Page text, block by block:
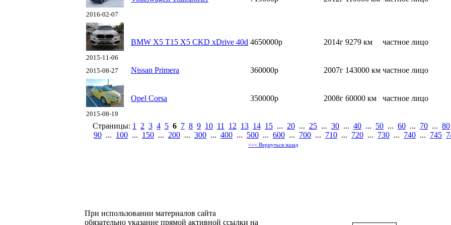
2016-02-07
2015-11-06
BMW X5 T15 X5 CKD xDrive 40d 4650000р 2014г 9279 км частное лицо
2015-08-27 Nissan Primera 360000р 2007г 143000 км частное лицо
2015-08-19
Opel Corsa 350000р 2008г 60000 км частное лицо
Страницы: 1 2 3 4 5 6 7 8 9 10 11 12 13 14 15 ... 20 ... 25 ... 30 ... 40 ... 50 ... 60 ... 70 ... 80
90 ... 100 ... 150 ... 200 ... 300 ... 400 ... 500 ... 600 ... 700 ... 710 ... 720 ... 730 ... 740 ... 745
<<< Вернуться назад
При использовании материалов сайта
обязательно указание прямой активной ссылки на